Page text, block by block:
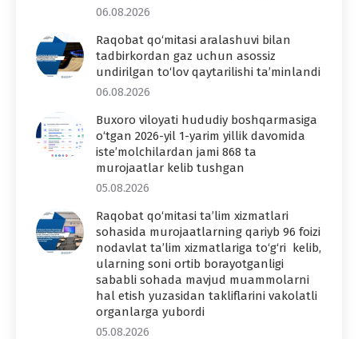
06.08.2026
Raqobat qo‘mitasi aralashuvi bilan
tadbirkordan gaz uchun asossiz
undirilgan to‘lov qaytarilishi ta’minlandi
06.08.2026
Buxoro viloyati hududiy boshqarmasiga
o‘tgan 2026-yil 1-yarim yillik davomida
iste’molchilardan jami 868 ta
murojaatlar kelib tushgan
05.08.2026
Raqobat qo‘mitasi ta’lim xizmatlari
sohasida murojaatlarning qariyb 96 foizi
nodavlat ta’lim xizmatlariga to‘g‘ri kelib,
ularning soni ortib borayotganligi
sababli sohada mavjud muammolarni
hal etish yuzasidan takliflarini vakolatli
organlarga yubordi
05.08.2026